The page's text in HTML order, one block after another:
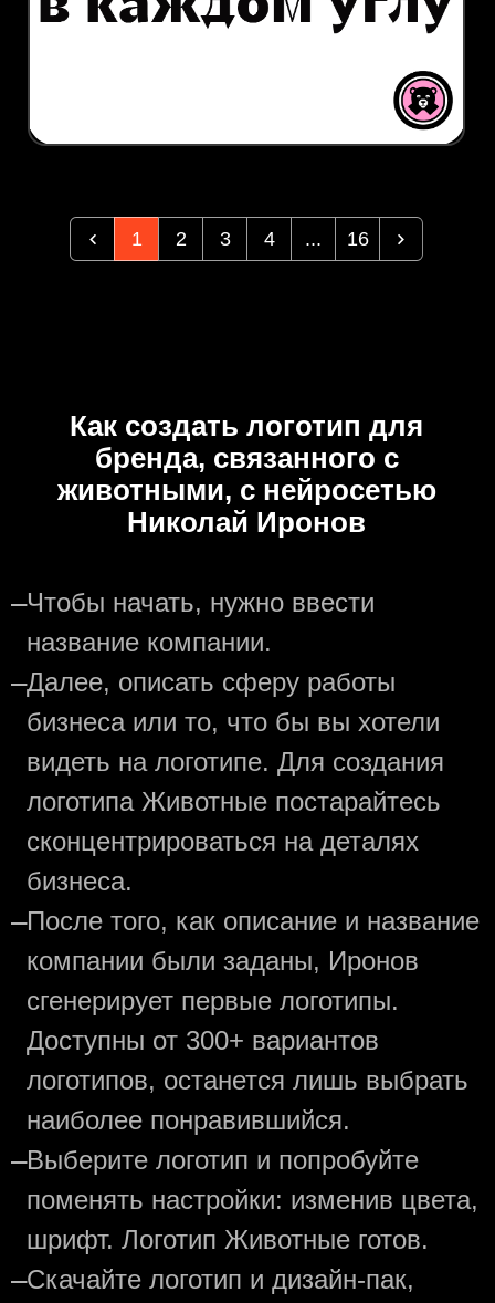
1 2 3 4 ... 16
Как создать логотип для
бренда, связанного с
животными, с нейросетью
Николай Иронов
—Чтобы начать, нужно ввести
название компании.
—Далее, описать сферу работы
бизнеса или то, что бы вы хотели
видеть на логотипе. Для создания
логотипа Животные постарайтесь
сконцентрироваться на деталях
бизнеса.
—После того, как описание и название
компании были заданы, Иронов
сгенерирует первые логотипы.
Доступны от 300+ вариантов
логотипов, останется лишь выбрать
наиболее понравившийся.
—Выберите логотип и попробуйте
поменять настройки: изменив цвета,
шрифт. Логотип Животные готов.
—Скачайте логотип и дизайн-пак,